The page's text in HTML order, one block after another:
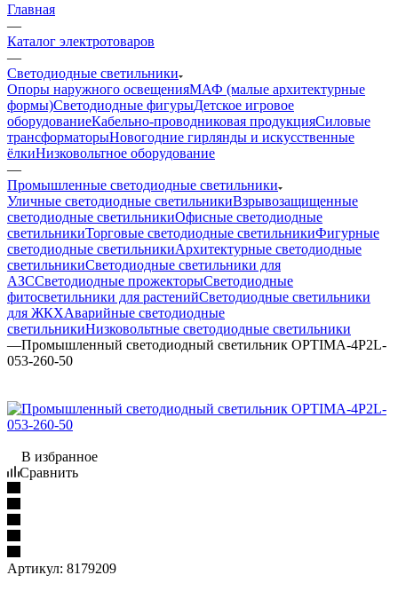
Главная
—
Каталог электротоваров
—
Светодиодные светильники
Опоры наружного освещенияМАФ (малые архитектурные
формы)Светодиодные фигурыДетское игровое
оборудованиеКабельно-проводниковая продукцияСиловые
трансформаторыНовогодние гирлянды и искусственные
ёлкиНизковольтное оборудование
—
Промышленные светодиодные светильники
Уличные светодиодные светильникиВзрывозащищенные
светодиодные светильникиОфисные светодиодные
светильникиТорговые светодиодные светильникиФигурные
светодиодные светильникиАрхитектурные светодиодные
светильникиСветодиодные светильники для
АЗССветодиодные прожекторыСветодиодные
фитосветильники для растенийСветодиодные светильники
для ЖКХАварийные светодиодные
светильникиНизковольтные светодиодные светильники
—Промышленный светодиодный светильник OPTIMA-4Р2L-
053-260-50
В избранное
Сравнить
Артикул: 8179209